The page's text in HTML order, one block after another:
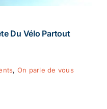
Du Vélo Partout
, On parle de vous